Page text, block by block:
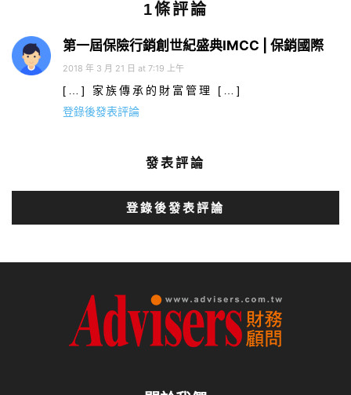
1條評論
第一屆保險行銷創世紀盛典IMCC | 保銷國際
2018 年 3 月 21 日 at 7:19 上午
[…] 家族傳承的財富管理 […]
登錄後發表評論
發表評論
登錄後發表評論